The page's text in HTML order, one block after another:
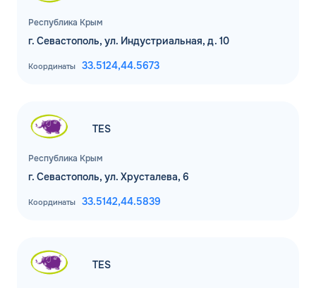
Республика Крым
г. Севастополь, ул. Индустриальная, д. 10
Координаты 33.5124,44.5673
Республика Крым
TES
г. Севастополь, ул. Хрусталева, 6
Координаты 33.5142,44.5839
TES